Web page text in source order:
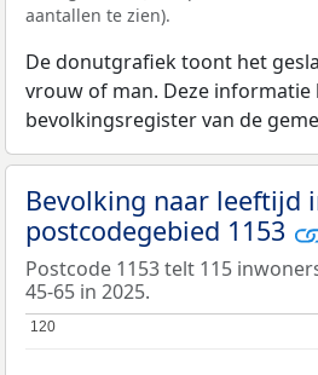
aantallen te zien).
De donutgrafiek toont het
vrouw of man. Deze
bevolkingsregister van de
Bevolking naar leeftijd
postcodegebied 1153
Postcode 1153 telt 115
45-65 in 2025.
120
120